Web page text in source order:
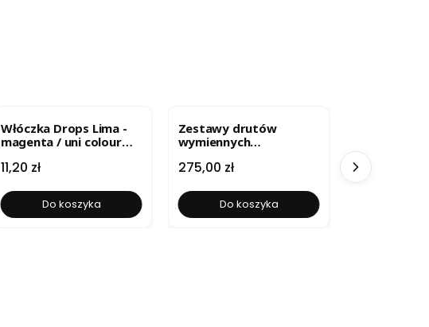
Włóczka Drops Lima -
magenta / uni colour
Cena
11,20 zł
Do koszyka
Zestawy drutów
wymiennych
Cena
275,00 zł
Do koszyka
Cena
29,90 zł